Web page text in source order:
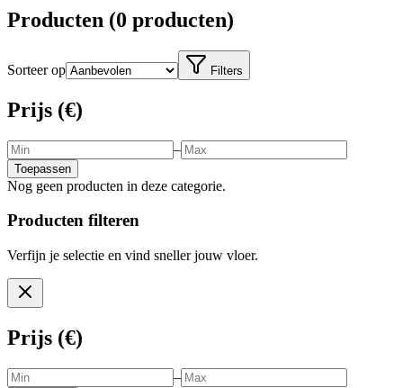
Producten (0 producten)
Sorteer op Filters
Prijs (€)
–
Toepassen
Nog geen producten in deze categorie.
Producten filteren
Verfijn je selectie en vind sneller jouw vloer.
Prijs (€)
–